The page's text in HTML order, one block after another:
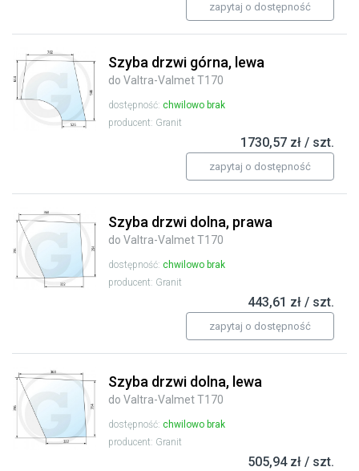
zapytaj o dostępność
Szyba drzwi górna, lewa
do Valtra-Valmet T170
dostępność: chwilowo brak
producent: Granit
1730,57 zł / szt.
zapytaj o dostępność
Szyba drzwi dolna, prawa
do Valtra-Valmet T170
dostępność: chwilowo brak
producent: Granit
443,61 zł / szt.
zapytaj o dostępność
Szyba drzwi dolna, lewa
do Valtra-Valmet T170
dostępność: chwilowo brak
producent: Granit
505,94 zł / szt.